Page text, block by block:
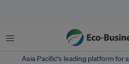
Menu
Asia Pacific‘s leading platform